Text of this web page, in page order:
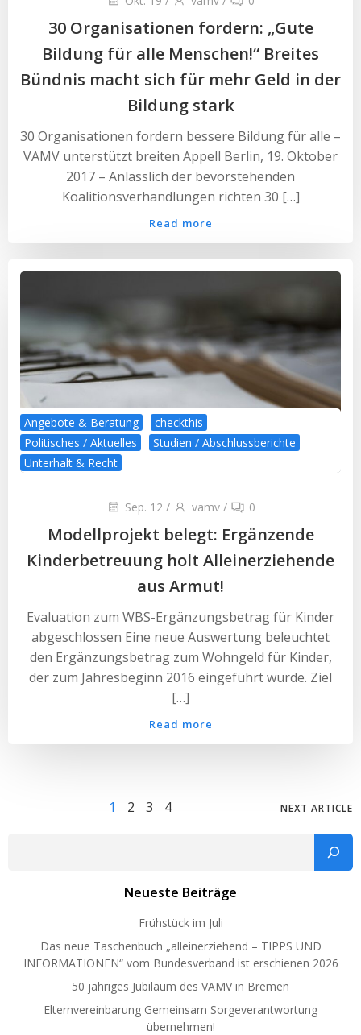
30 Organisationen fordern: „Gute
Bildung für alle Menschen!“ Breites
Bündnis macht sich für mehr Geld in der
Bildung stark
30 Organisationen fordern bessere Bildung für alle –
VAMV unterstützt breiten Appell Berlin, 19. Oktober
2017 – Anlässlich der bevorstehenden
Koalitionsverhandlungen richten 30 […]
Read more
Angebote & Beratung
checkthis
Politisches / Aktuelles
Studien / Abschlussberichte
Unterhalt & Recht
Sep. 12 / vamv / 0
Modellprojekt belegt: Ergänzende
Kinderbetreuung holt Alleinerziehende
aus Armut!
Evaluation zum WBS-Ergänzungsbetrag für Kinder
abgeschlossen Eine neue Auswertung beleuchtet
den Ergänzungsbetrag zum Wohngeld für Kinder,
der zum Jahresbeginn 2016 eingeführt wurde. Ziel
[…]
Read more
Page
1 Page
2 Page
3 Page
4
Posts
NEXT ARTICLE
Neueste Beiträge
Frühstück im Juli
Das neue Taschenbuch „alleinerziehend – TIPPS UND
INFORMATIONEN“ vom Bundesverband ist erschienen 2026
50 jähriges Jubiläum des VAMV in Bremen
Elternvereinbarung Gemeinsam Sorgeverantwortung
übernehmen!